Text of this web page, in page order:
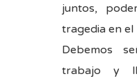
juntos,
tragedia en
Debemos
trabajo y